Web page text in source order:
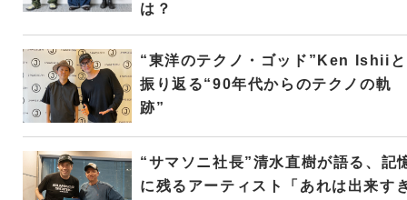
は？
“東洋のテクノ・ゴッド”Ken Ishiiと
振り返る“90年代からのテクノの軌
跡”
“サマソニ社長”清水直樹が語る、記
に残るアーティスト「あれは出来す